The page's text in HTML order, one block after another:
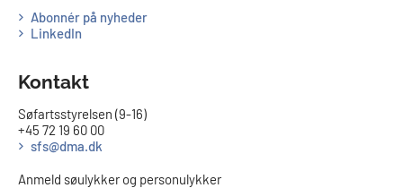
Abonnér på nyheder
LinkedIn
Kontakt
Søfartsstyrelsen (9-16)
+45 72 19 60 00
sfs@dma.dk
Anmeld søulykker og personulykker